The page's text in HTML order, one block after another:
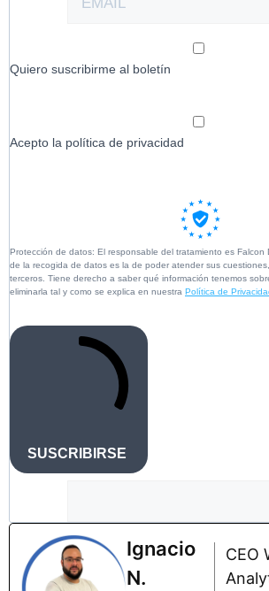
Quiero suscribirme al boletín
Acepto la política de privacidad
Protección de datos: El responsable del tratamiento es Falcon
de la recogida de datos es la de poder atender sus
terceros. Tiene derecho a saber qué información tenemos
eliminarla tal y como se explica en nuestra Política de
SUSCRIBIRSE
Ignacio
N.
CEO